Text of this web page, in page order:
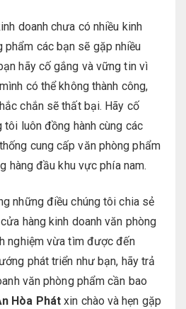
doanh chưa có nhiều kinh
phẩm các bạn sẽ gặp nhiều
hãy cố gắng và vững tin vì
có thể không thành công,
chắn sẽ thất bại. Hãy cố
tôi luôn đồng hành cùng các
cung cấp văn phòng phẩm
hàng đầu khu vực phía nam.
những điều chúng tôi chia sẻ
hàng kinh doanh văn phòng
nghiệm vừa tìm được đến
phát triển như bạn, hãy trả
văn phòng phẩm cần bao
Hòa Phát xin chào và hẹn gặp